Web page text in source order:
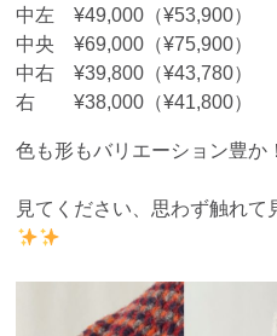
中左 ¥49,000（¥53,900）
中央 ¥69,000（¥75,900）
中右 ¥39,800（¥43,780）
右 ¥38,000（¥41,800）
色も形もバリエーション豊か！
見てください、思わず触れて